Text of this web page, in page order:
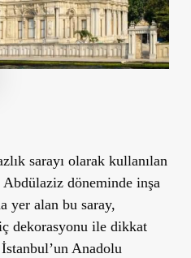
sarayı olarak kullanılan
döneminde inşa
yer alan bu saray,
dekorasyonu ile dikkat
’un Anadolu